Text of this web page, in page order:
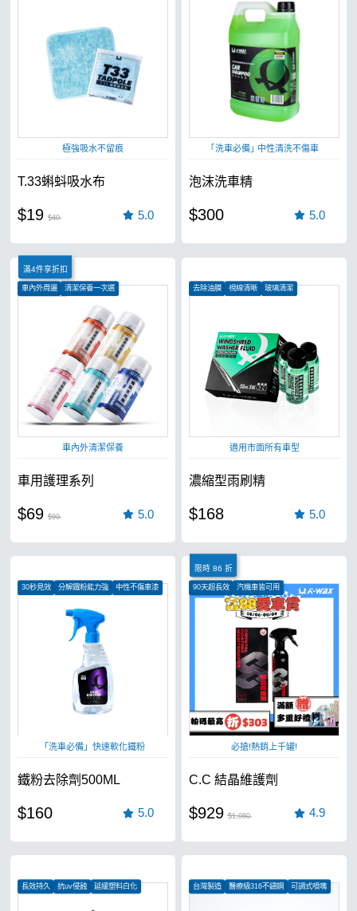
極強吸水不留痕
T.33蝌蚪吸水布
$19 $40 5.0
｢洗車必備｣ 中性清洗不傷車
泡沫洗車精
$300 5.0
滿4件享折扣
車內外周邊
清潔保養一次選
車內外清潔保養
車用護理系列
$69 $99 5.0
去除油膜 視線清晰 玻璃清潔
適用市面所有車型
濃縮型雨刷精
$168 5.0
30秒見效 分解鐵粉能力強 中性不傷車漆
「洗車必備」快速軟化鐵粉
鐵粉去除劑500ML
$160 5.0
限時 86 折
90天超長效
汽機車皆可用
超強光澤、極致膜厚
必搶!熱銷上千罐!
C.C 結晶維護劑
$929 $1,080 4.9
長效持久 抗uv侵蝕 延緩塑料白化 台灣製造 醫療級316不鏽鋼 可調式噴嘴